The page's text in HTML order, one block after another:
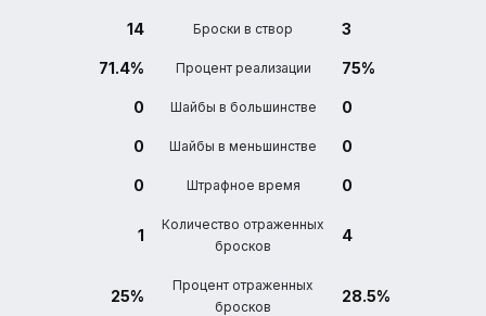
14 Броски в створ 3
71.4% Процент реализации 75%
0 Шайбы в большинстве 0
0 Шайбы в меньшинстве 0
0 Штрафное время 0
1
Количество отраженных
бросков
4
25%
Процент отраженных
бросков
28.5%